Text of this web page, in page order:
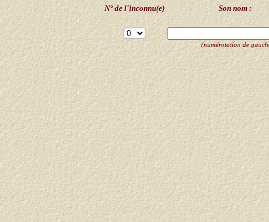
N° de l'inconnu(e) Son nom :
(numérotation de